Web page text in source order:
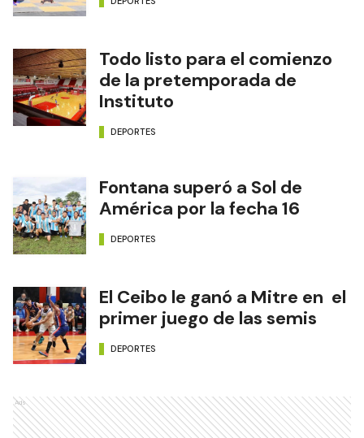
Todo listo para el comienzo
de la pretemporada de
Instituto
DEPORTES
Fontana superó a Sol de
América por la fecha 16
DEPORTES
El Ceibo le ganó a Mitre en el
primer juego de las semis
DEPORTES
Ads